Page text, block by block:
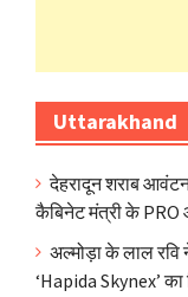
Uttarakhand
देहरादून शराब
कैबिनेट मंत्री के PRO
अल्मोड़ा के लाल रवि
‘Hapida Skynex’